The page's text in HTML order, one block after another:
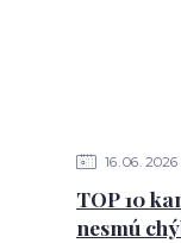
16 06 2026
TOP 10
nesmú